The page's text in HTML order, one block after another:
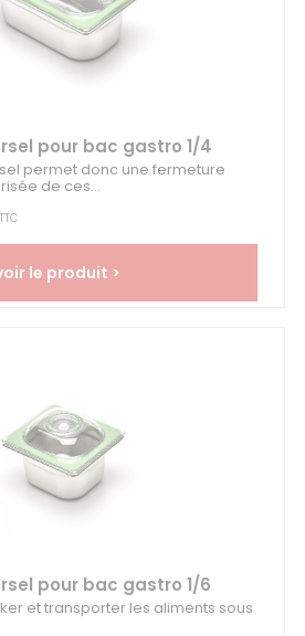
pour bac gastro 1/4
permet donc une fermeture
de ces...
le produit >
pour bac gastro 1/6
et transporter les aliments sous